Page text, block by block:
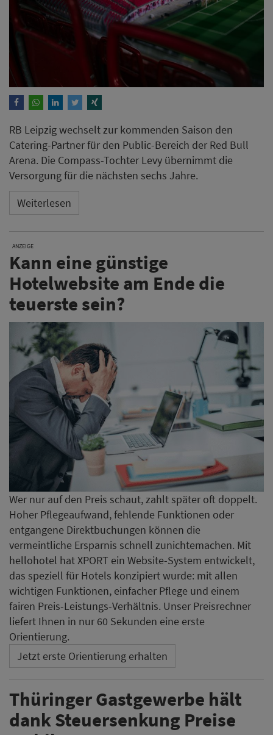
RB Leipzig wechselt zur kommenden Saison den
Catering-Partner für den Public-Bereich der Red Bull
Arena. Die Compass-Tochter Levy übernimmt die
Versorgung für die nächsten sechs Jahre.
Weiterlesen
ANZEIGE
Kann eine günstige
Hotelwebsite am Ende die
teuerste sein?
Wer nur auf den Preis schaut, zahlt später oft doppelt.
Hoher Pflegeaufwand, fehlende Funktionen oder
entgangene Direktbuchungen können die
vermeintliche Ersparnis schnell zunichtemachen. Mit
hellohotel hat XPORT ein Website-System entwickelt,
das speziell für Hotels konzipiert wurde: mit allen
wichtigen Funktionen, einfacher Pflege und einem
fairen Preis-Leistungs-Verhältnis. Unser Preisrechner
liefert Ihnen in nur 60 Sekunden eine erste
Orientierung.
Jetzt erste Orientierung erhalten
Thüringer Gastgewerbe hält
dank Steuersenkung Preise